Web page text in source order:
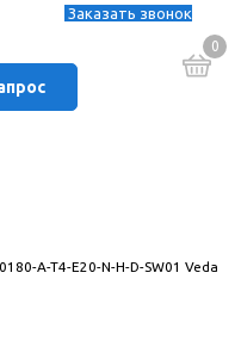
Заказать звонок
0
A-T4-E20-N-H-D-SW01 Veda